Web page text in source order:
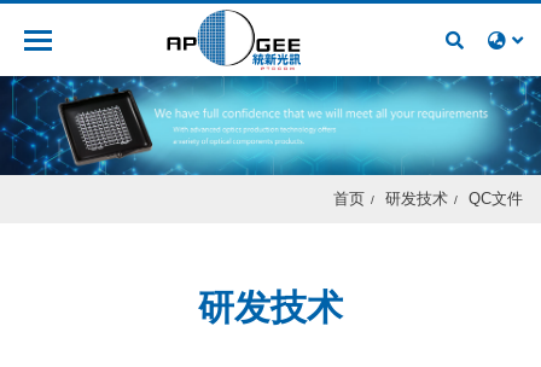
首页 研发技术 QC文件
研发技术